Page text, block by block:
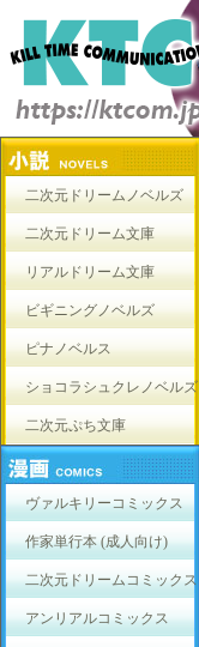
二次元ドリームノベルズ
二次元ドリーム文庫
リアルドリーム文庫
ビギニングノベルズ
ピナノベルス
ショコラシュクレノベルズ
二次元ぷち文庫
ヴァルキリーコミックス
作家単行本 (成人向け)
二次元ドリームコミックス
アンリアルコミックス